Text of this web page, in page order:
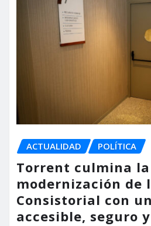
ACTUALIDAD POLÍTICA
Torrent culmina la
modernización de
Consistorial con
accesible, seguro